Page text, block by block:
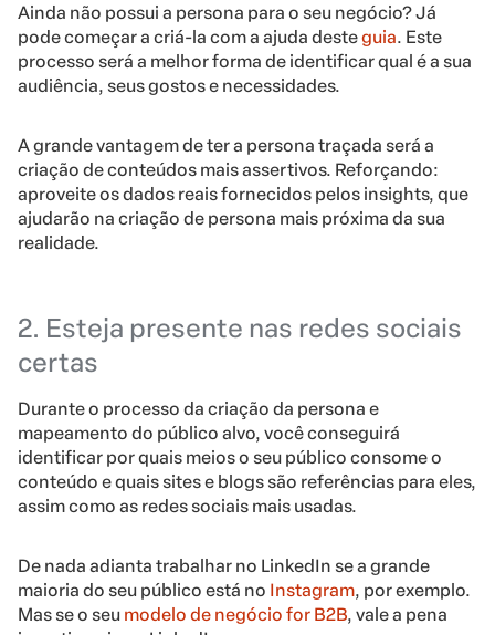
Ainda não possui a persona para o seu negócio? Já
pode começar a criá-la com a ajuda desteguia. Este
processo será a melhor forma de identificar qual é a sua
audiência, seus gostos e necessidades.
A grande vantagem de ter a persona traçada será a
criação de conteúdos mais assertivos. Reforçando:
aproveite os dados reais fornecidos pelos insights, que
ajudarão na criação de persona mais próxima da sua
realidade.
2. Esteja presente nas redes sociais
certas
Durante o processo da criação da persona e
mapeamento do público alvo, você conseguirá
identificar por quais meios o seu público consome o
conteúdo e quais sites e blogs são referências para eles,
assim como as redes sociais mais usadas.
De nada adianta trabalhar no LinkedIn se a grande
maioria do seu público está no Instagram, por exemplo.
Mas se o seu modelo de negócio for B2B, vale a pena